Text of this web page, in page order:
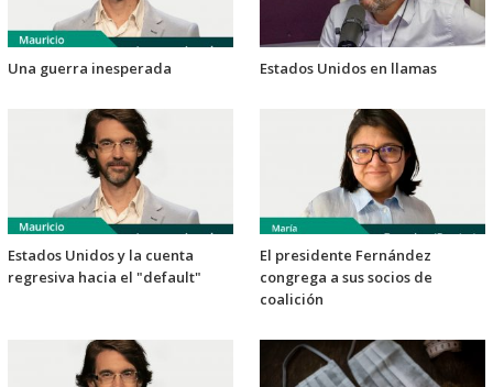
Una guerra inesperada Estados Unidos en llamas
Estados Unidos y la cuenta
regresiva hacia el "default"
El presidente Fernández
congrega a sus socios de
coalición